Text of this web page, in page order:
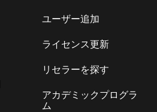
ユーザー追加
ライセンス更新
リセラーを探す
アカデミックプログラ
ム